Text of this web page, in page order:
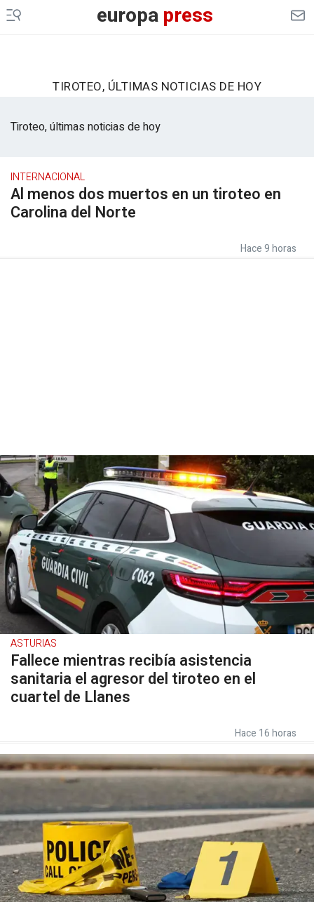
europapress
TIROTEO, ÚLTIMAS NOTICIAS DE HOY
Tiroteo, últimas noticias de hoy
INTERNACIONAL
Al menos dos muertos en un tiroteo en
Carolina del Norte
Hace 9 horas
ASTURIAS
Fallece mientras recibía asistencia
sanitaria el agresor del tiroteo en el
cuartel de Llanes
Hace 16 horas